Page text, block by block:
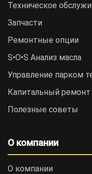
Техническое
Запчасти
Ремонтные опции
S•O•S Анализ масла
Управление парком
Капитальный ремонт
Полезные советы
О компании
О компании